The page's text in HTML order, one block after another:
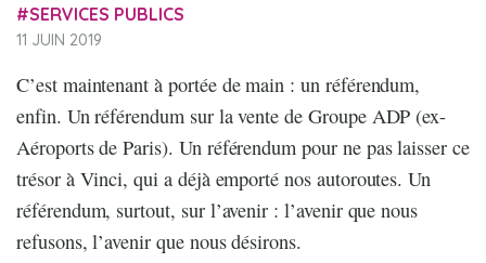
SERVICES PUBLICS
11 JUIN 2019
C’est maintenant à portée de main : un référendum,
enfin. Un référendum sur la vente de Groupe ADP (ex-
Aéroports de Paris). Un référendum pour ne pas laisser ce
trésor à Vinci, qui a déjà emporté nos autoroutes. Un
référendum, surtout, sur l’avenir : l’avenir que nous
refusons, l’avenir que nous désirons.